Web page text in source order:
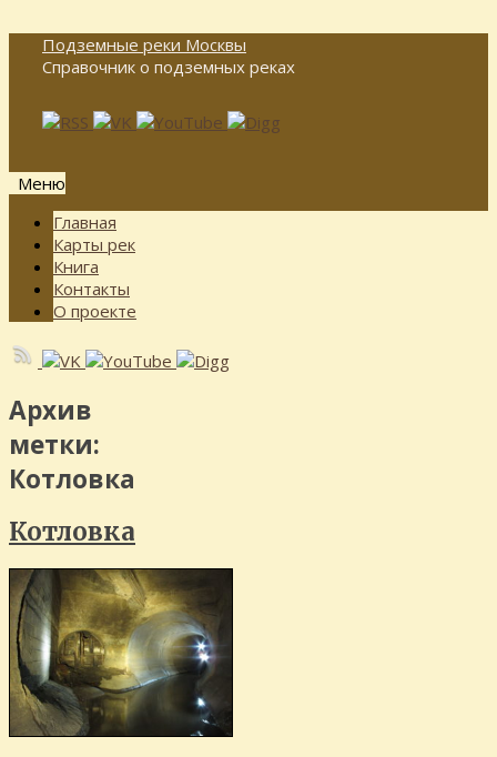
Подземные реки Москвы
Справочник о подземных реках
Меню
Перейти
содержимому
Главная
Карты рек
Книга
Контакты
О проекте
Архив
метки:
Котловка
Котловка